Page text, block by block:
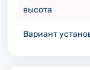
высота
Вариант